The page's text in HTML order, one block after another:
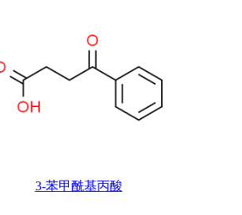
3-苯甲酰基丙酸